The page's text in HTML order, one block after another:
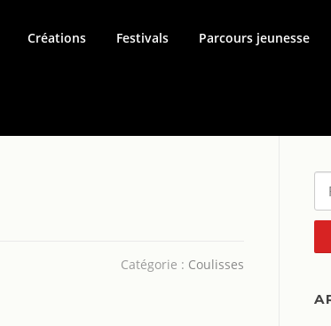
Créations Festivals Parcours jeunesse
Catégorie : Coulisses